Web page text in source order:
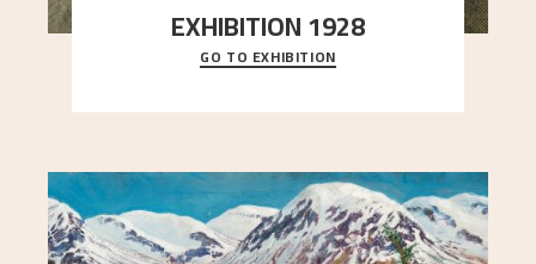
EXHIBITION 1928
When Astrup died in 1928, his friends Moritz Kaland
Simon Thorbjørnsen at the Art Society took
GO TO EXHIBITION